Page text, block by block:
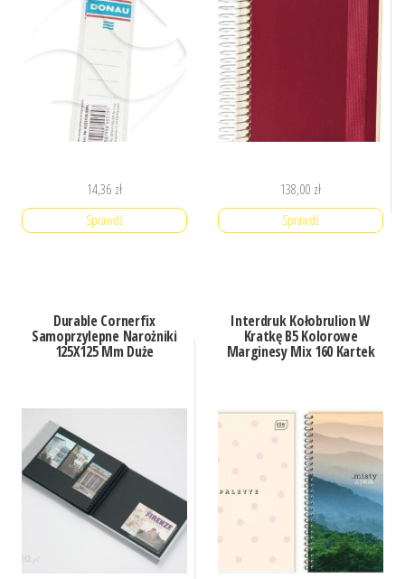
14,36 zł
Sprawdź
138,00 zł
Sprawdź
Durable Cornerfix
Samoprzylepne Narożniki
125X125 Mm Duże
Interdruk Kołobrulion W
Kratkę B5 Kolorowe
Marginesy Mix 160 Kartek